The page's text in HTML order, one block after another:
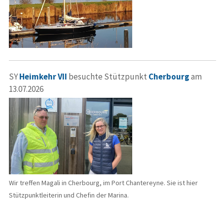
SYHeimkehr VII besuchte Stützpunkt Cherbourgam
13.07.2026
Wir treffen Magali in Cherbourg, im Port Chantereyne. Sie ist hier
Stützpunktleiterin und Chefin der Marina.